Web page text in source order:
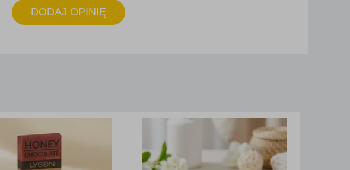
DODAJ OPINIĘ